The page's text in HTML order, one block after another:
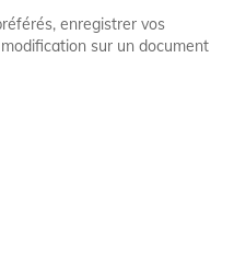
enregistrer vos
sur un document